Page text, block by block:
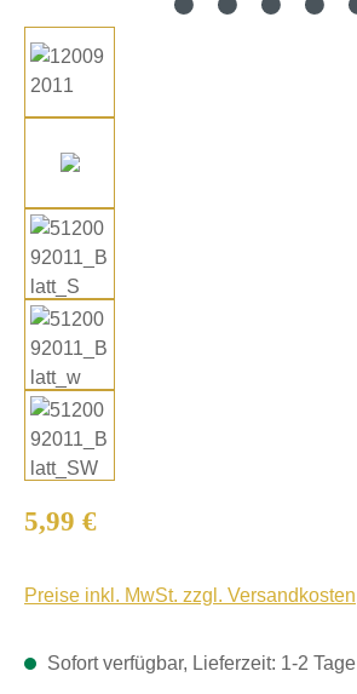
Regulärer Preis:
5,99 €
Preise inkl. MwSt. zzgl. Versandkosten
Sofort verfügbar, Lieferzeit: 1-2 Tage